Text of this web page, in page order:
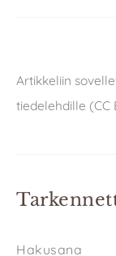
Artikkeliin
tiedelehdille (CC
Hakusana